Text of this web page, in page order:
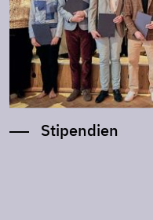
Stipendien